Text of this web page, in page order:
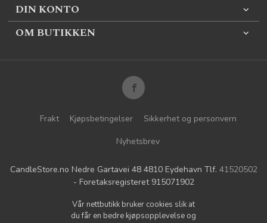
DIN KONTO
OM BUTIKKEN
Frakt Kjøpsbetingelser
Sikkerhet og personvern
Nyhetsbrev
CandleStore.no Nedre Gartavei 48 4810 Eydehavn Tlf. 41520502
- Foretaksregisteret 915071902
Vår nettbutikk bruker cookies slik at
du får en bedre kjøpsopplevelse og